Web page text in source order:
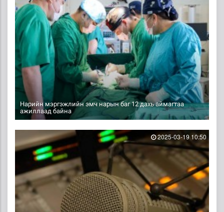
Нарийн мэргэжлийн эмч нарын баг 12 дахь аймагтаа
ажиллаад байна
2025-03-19 10:50